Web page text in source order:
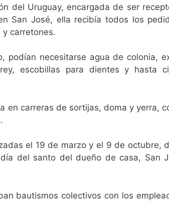
del Uruguay, encargada de ser
San José, ella recibía todos los
carretones.
podían necesitarse agua de colonia,
escobillas para dientes y hasta
en carreras de sortijas, doma y yerra,
el 19 de marzo y el 9 de octubre,
del santo del dueño de casa, San
bautismos colectivos con los